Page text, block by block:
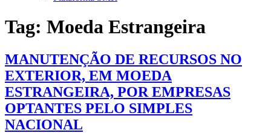
Tag: Moeda Estrangeira
MANUTENÇÃO DE RECURSOS NO
EXTERIOR, EM MOEDA
ESTRANGEIRA, POR EMPRESAS
OPTANTES PELO SIMPLES
NACIONAL